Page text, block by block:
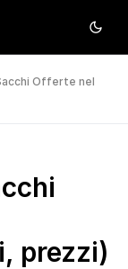
Offerte nel
prezzi)